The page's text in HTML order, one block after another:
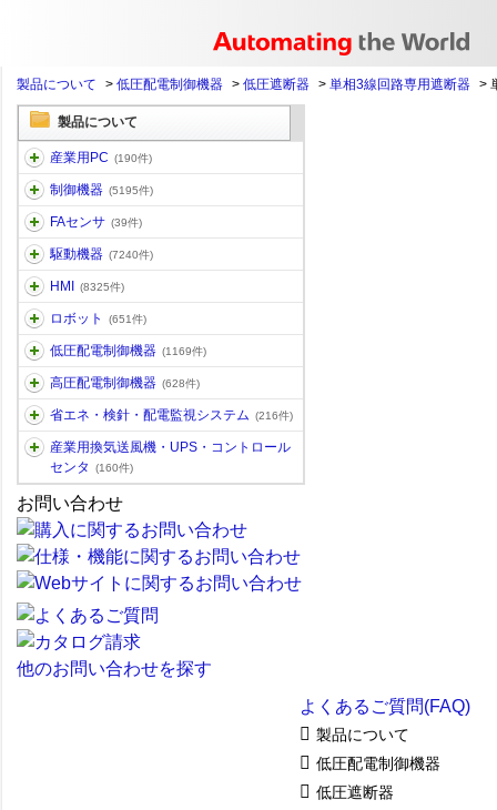
製品について > 低圧配電制御機器 > 低圧遮断器 > 単相3線回路専用遮断器 >
製品について
産業用PC (190件)
制御機器 (5195件)
FAセンサ (39件)
駆動機器 (7240件)
HMI (8325件)
ロボット (651件)
低圧配電制御機器 (1169件)
高圧配電制御機器 (628件)
省エネ・検針・配電監視システム (216件)
産業用換気送風機・UPS・コントロール
センタ
(160件)
お問い合わせ
他のお問い合わせを探す
よくあるご質問(FAQ)
製品について
低圧配電制御機器
低圧遮断器